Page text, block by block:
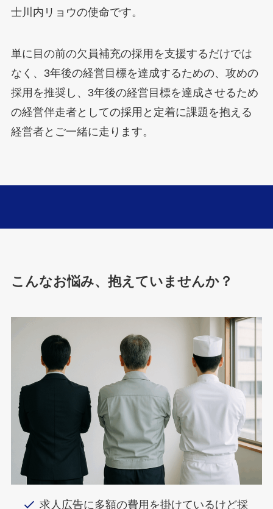
士川内リョウの使命です。
単に目の前の欠員補充の採用を支援するだけでは
なく、3年後の経営目標を達成するための、攻めの
採用を推奨し、3年後の経営目標を達成させるため
の経営伴走者としての採用と定着に課題を抱える
経営者とご一緒に走ります。
こんなお悩み、抱えていませんか？
求人広告に多額の費用を掛けているけど採